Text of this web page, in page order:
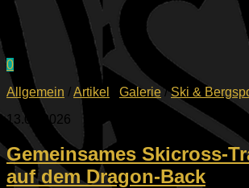
0
Allgemein /Artikel Galerie/Ski &
13.04.2026
Gemeinsames Skicross-
auf dem Dragon-Back